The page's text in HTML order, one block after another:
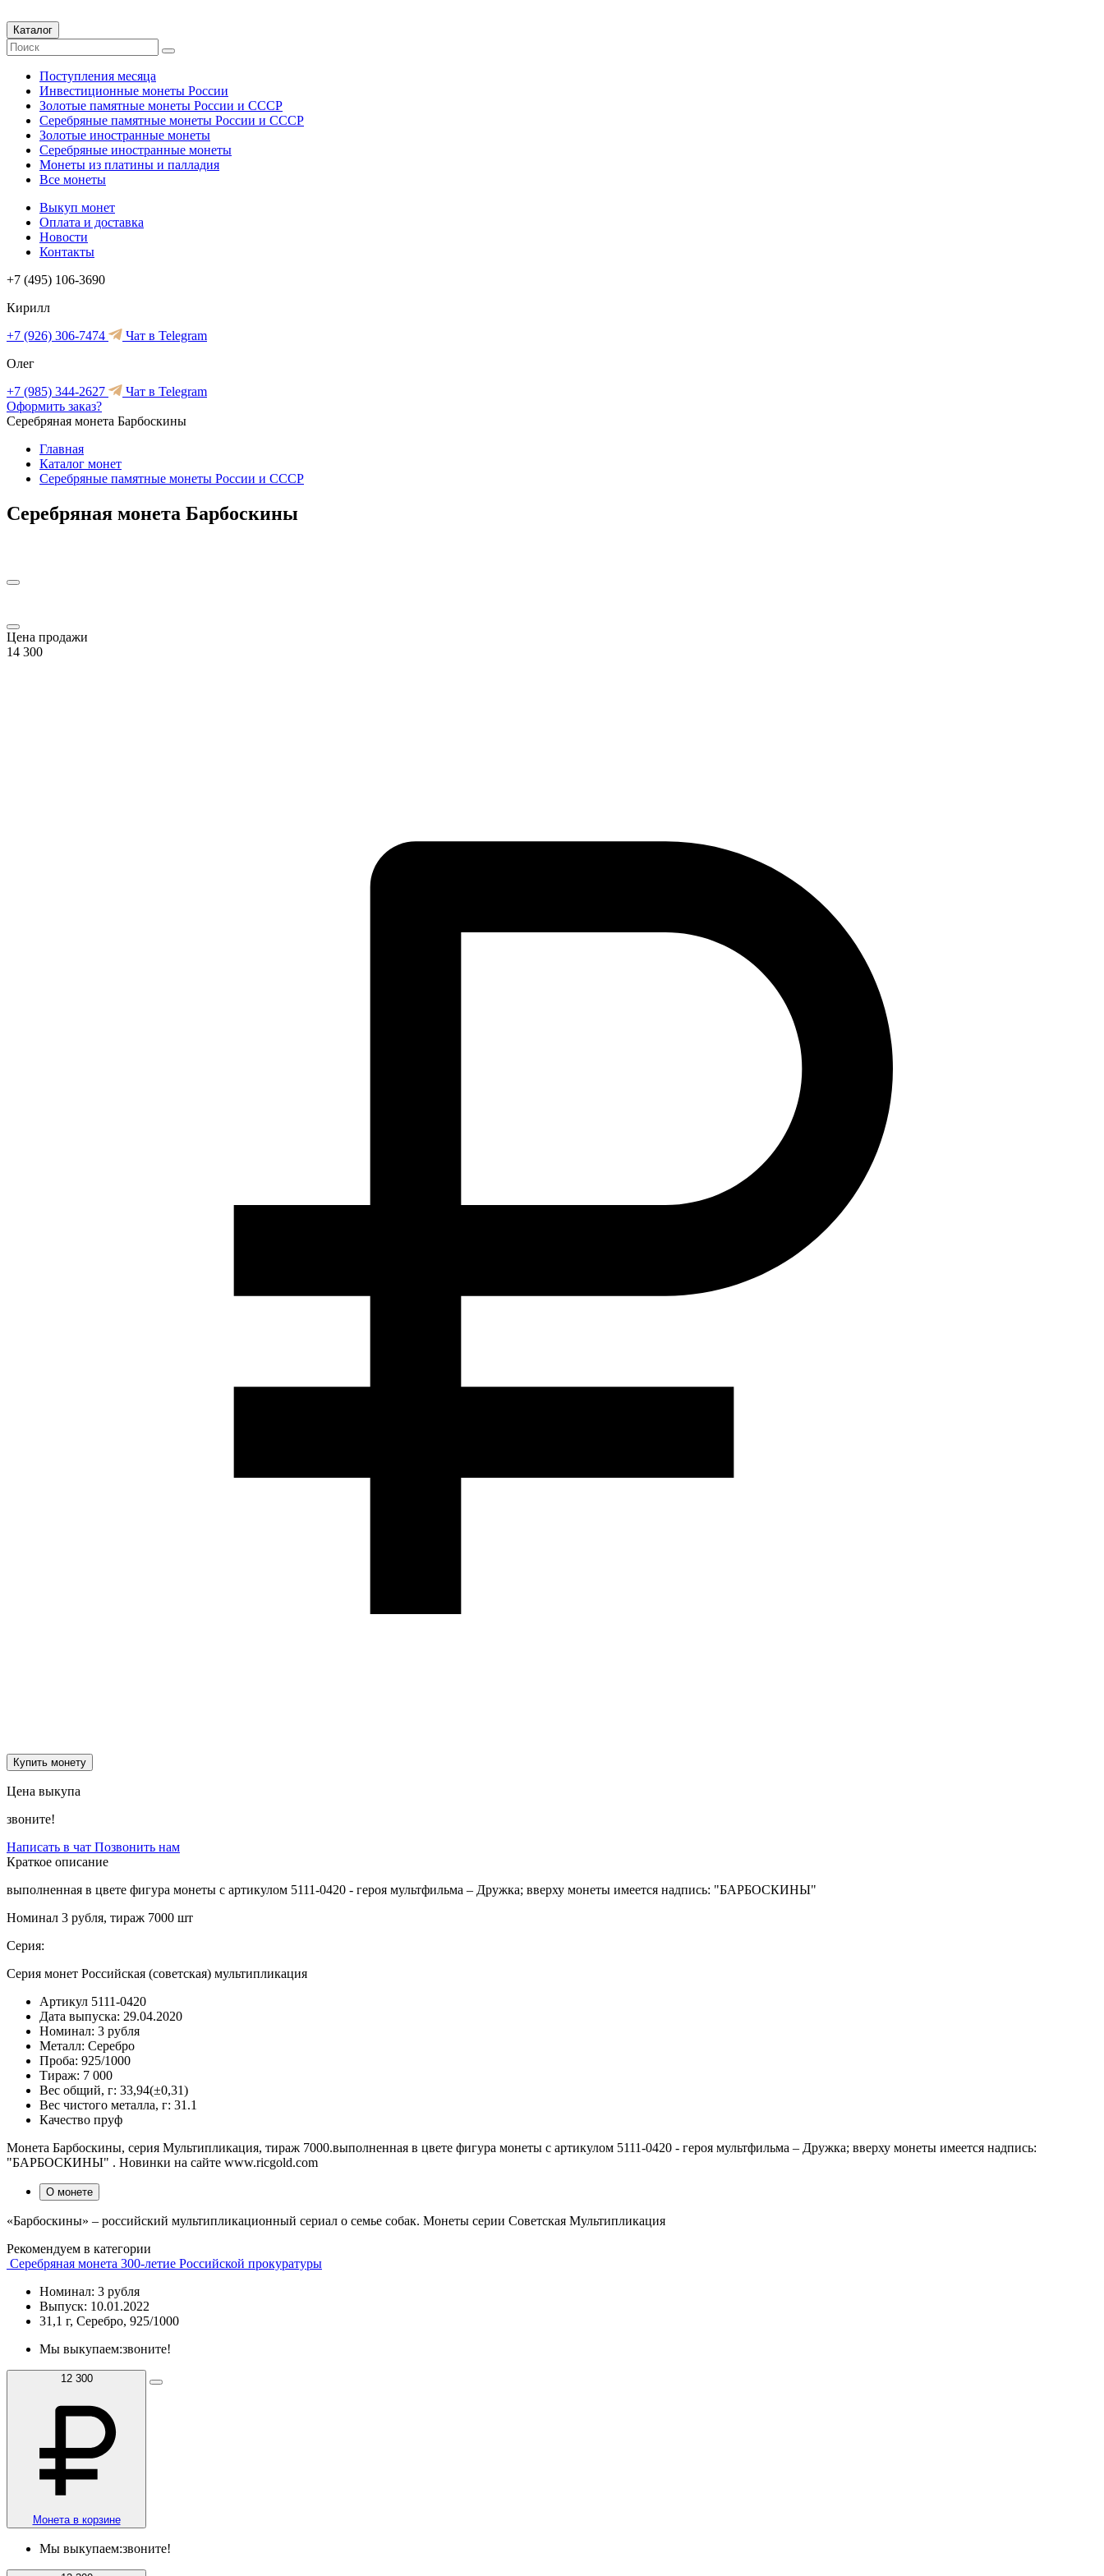
Каталог
Поступления месяца
Инвестиционные монеты России
Золотые памятные монеты России и СССР
Серебряные памятные монеты России и СССР
Золотые иностранные монеты
Серебряные иностранные монеты
Монеты из платины и палладия
Все монеты
Выкуп монет
Оплата и доставка
Новости
Контакты
+7 (495) 106-3690
Кирилл
+7 (926) 306-7474
Чат в Telegram
Олег
+7 (985) 344-2627
Чат в Telegram
Оформить заказ?
Серебряная монета Барбоскины
Главная
Каталог монет
Серебряные памятные монеты России и СССР
Серебряная монета Барбоскины
Цена продажи
14 300
Купить монету
Цена выкупа
звоните!
Написать в чат Позвонить нам
Краткое описание
выполненная в цвете фигура монеты с артикулом 5111-0420 - героя мультфильма – Дружка; вверху монеты имеется надпись: "БАРБОСКИНЫ"
Номинал 3 рубля, тираж 7000 шт
Серия:
Серия монет Российская (советская) мультипликация
Артикул 5111-0420
Дата выпуска: 29.04.2020
Номинал: 3 рубля
Металл: Серебро
Проба: 925/1000
Тираж: 7 000
Вес общий, г: 33,94(±0,31)
Вес чистого металла, г: 31.1
Качество пруф
Монета Барбоскины, серия Мультипликация, тираж 7000.выполненная в цвете фигура монеты с артикулом 5111-0420 - героя мультфильма – Дружка; вверху монеты имеется надпись:
"БАРБОСКИНЫ" . Новинки на сайте www.ricgold.com
О монете
«Барбоскины» – российский мультипликационный сериал о семье собак. Монеты серии Советская Мультипликация
Рекомендуем в категории
Серебряная монета 300-летие Российской прокуратуры
Номинал: 3 рубля
Выпуск: 10.01.2022
31,1 г, Серебро, 925/1000
Мы выкупаем:звоните!
12 300
Монета в корзине
Мы выкупаем:звоните!